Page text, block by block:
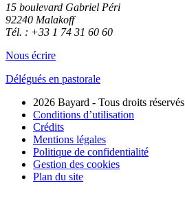
15 boulevard Gabriel Péri
92240 Malakoff
Tél. : +33 1 74 31 60 60
Nous écrire
Délégués en pastorale
2026 Bayard - Tous droits réservés
Conditions d’utilisation
Crédits
Mentions légales
Politique de confidentialité
Gestion des cookies
Plan du site